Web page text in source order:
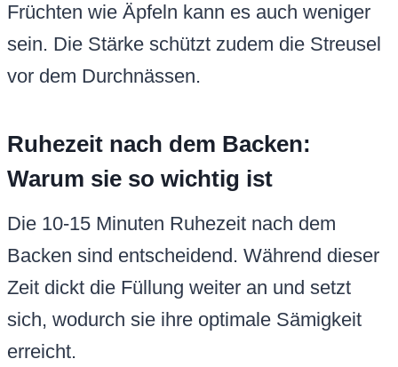
Früchten wie Äpfeln kann es auch weniger
sein. Die Stärke schützt zudem die Streusel
vor dem Durchnässen.
Ruhezeit nach dem Backen:
Warum sie so wichtig ist
Die 10-15 Minuten Ruhezeit nach dem
Backen sind entscheidend. Während dieser
Zeit dickt die Füllung weiter an und setzt
sich, wodurch sie ihre optimale Sämigkeit
erreicht.